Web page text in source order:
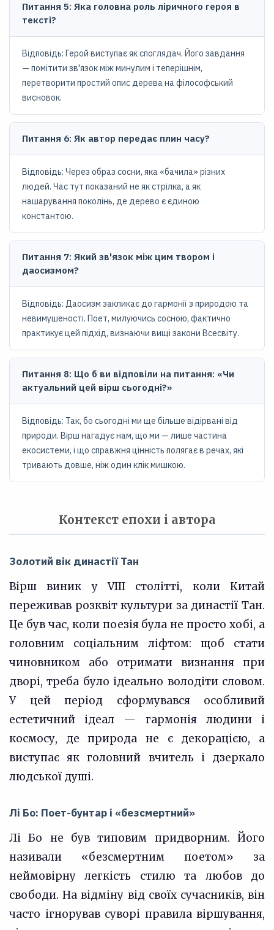
Питання 5: Яка головна роль ліричного героя в
тексті?
Відповідь: Герой виступає як споглядач. Його завдання
— помітити зв'язок між минулим і теперішнім,
перетворити простий опис дерева на філософський
висновок.
Питання 6: Як автор передає плин часу?
Відповідь: Через образ сосни, яка «бачила» різних
людей. Час тут показаний не як стрілка, а як
нашарування поколінь, де дерево є єдиною
константою.
Питання 7: Який зв'язок між цим твором і
даосизмом?
Відповідь: Даосизм закликає до гармонії з природою та
невимушеності. Поет, милуючись сосною, фактично
практикує цей підхід, визнаючи вищі закони Всесвіту.
Питання 8: Що б ви відповіли на питання: «Чи
актуальний цей вірш сьогодні?»
Відповідь: Так, бо сьогодні ми ще більше відірвані від
природи. Вірш нагадує нам, що ми — лише частина
екосистеми, і що справжня цінність полягає в речах, які
тривають довше, ніж один клік мишкою.
Контекст епохи і автора
Золотий вік династії Тан
Вірш виник у VIII столітті, коли Китай
переживав розквіт культури за династії Тан.
Це був час, коли поезія була не просто хобі, а
головним соціальним ліфтом: щоб стати
чиновником або отримати визнання при
дворі, треба було ідеально володіти словом.
У цей період сформувався особливий
естетичний ідеал — гармонія людини і
космосу, де природа не є декорацією, а
виступає як головний вчитель і дзеркало
людської душі.
Лі Бо: Поет-бунтар і «безсмертний»
Лі Бо не був типовим придворним. Його
називали «безсмертним поетом» за
неймовірну легкість стилю та любов до
свободи. На відміну від своїх сучасників, він
часто ігнорував суворі правила віршування,